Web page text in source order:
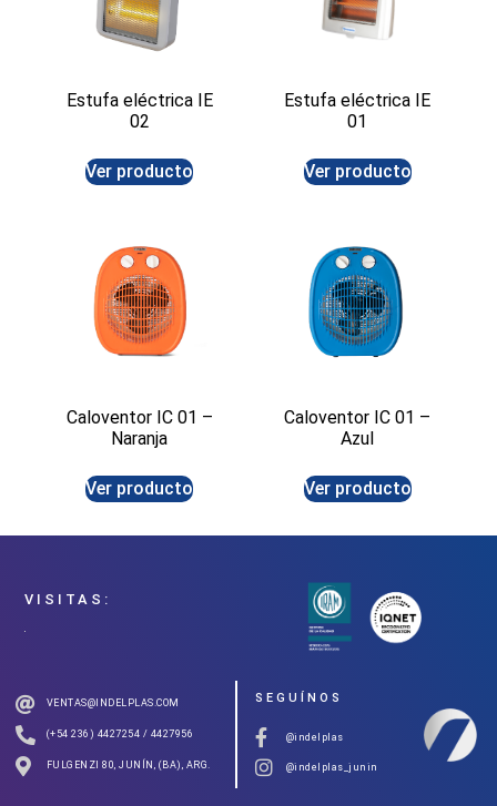
Estufa eléctrica IE
02
Ver producto
Estufa eléctrica IE
01
Ver producto
Caloventor IC 01 –
Naranja
Ver producto
Caloventor IC 01 –
Azul
Ver producto
VISITAS:
VENTAS@INDELPLAS.COM
(+54 236) 4427254 / 4427956
FULGENZI 80, JUNÍN, (BA), ARG.
SEGUÍNOS
@indelplas
@indelplas_junin